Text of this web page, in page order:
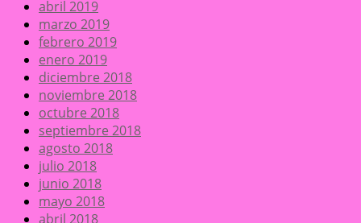
abril 2019
marzo 2019
febrero 2019
enero 2019
diciembre 2018
noviembre 2018
octubre 2018
septiembre 2018
agosto 2018
julio 2018
junio 2018
mayo 2018
abril 2018